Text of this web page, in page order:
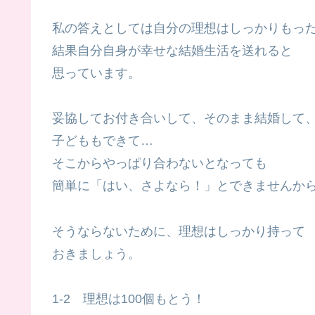
私の答えとしては自分の理想はしっかりもっ
結果自分自身が幸せな結婚生活を送れると
思っています。
妥協してお付き合いして、そのまま結婚して、
子どももできて…
そこからやっぱり合わないとなっても
簡単に「はい、さよなら！」とできませんから
そうならないために、理想はしっかり持って
おきましょう。
1-2 理想は100個もとう！